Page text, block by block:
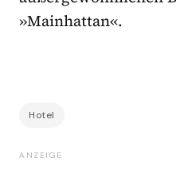
»Mainhattan«.
Hotel
ANZEIGE